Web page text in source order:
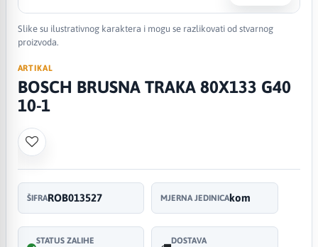
Slike su ilustrativnog karaktera i mogu se razlikovati od stvarnog
proizvoda.
ARTIKAL
BOSCH BRUSNA TRAKA 80X133 G40
10-1
ŠIFRAROB013527 MJERNA JEDINICAkom
STATUS ZALIHE DOSTAVA